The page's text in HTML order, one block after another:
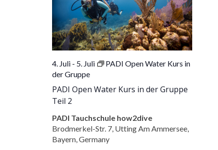
PADI Open Water Kurs in der Gruppe
Teil 2
4. Juli - 5. Juli
PADI Open Water Kurs in
der Gruppe
PADI Tauchschule how2dive
Brodmerkel-Str. 7, Utting Am Ammersee,
Bayern, Germany